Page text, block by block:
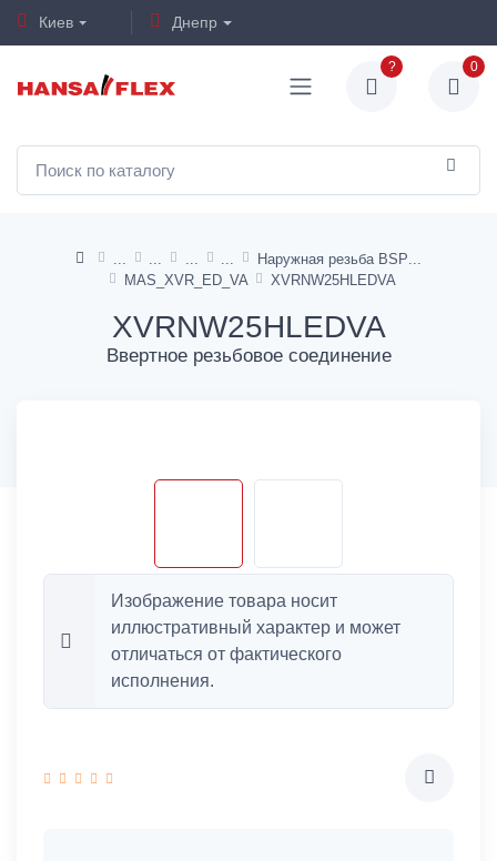
Киев Днепр
? 0
Наружная резьба BSP
MAS_XVR_ED_VA
XVRNW25HLEDVA
XVRNW25HLEDVA
Ввертное резьбовое соединение
Изображение товара носит
иллюстративный характер и может
отличаться от фактического
исполнения.